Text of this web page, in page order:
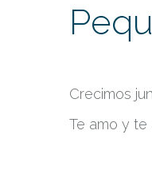
Crecimos
Te amo y te